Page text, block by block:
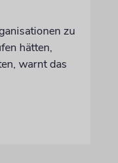
zu
hätten,
warnt das